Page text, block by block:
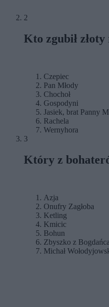
2
Kto zgubił
Czepiec
Pan Młody
Chochoł
Gospodyni
Jasiek, brat Panny
Rachela
Wernyhora
3
Który z
Azja
Onufry Zagłoba
Ketling
Kmicic
Bohun
Zbyszko z Bogdańca
Michał